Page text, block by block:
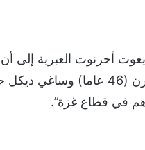
أحرنوت العبرية إلى